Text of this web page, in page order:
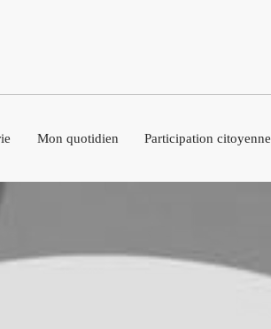
Mon quotidien Participation citoyenne